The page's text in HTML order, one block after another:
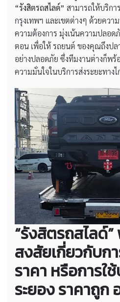
“รังสิตรถสไลด์” สามารถให้บริก
กรุงเทพฯ และเขตต่างๆ ด้วยควา
ความต้องการ มุ่งเน้นความปลอ
ตอน เพื่อให้ รถยนต์ ของคุณถึงปล
อย่างปลอดภัย ซึ่งทีมงานต่างก็พร้
ความมั่นใจในบริการส่งระยะทางไ
“รังสิตรถสไลด์
สงสัยเกี่ยวกับก
ราคา หรือการใ
ระยอง ราคาถู